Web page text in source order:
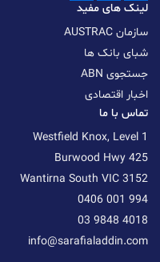
لینک های مفید
سازمان AUSTRAC
شبای بانک ها
جستجوی ABN
اخبار اقتصادی
تماس با ما
Westfield Knox, Level 1
425 Burwood Hwy
Wantirna South VIC 3152
0406 001 994
03 9848 4018
info@sarafialaddin.com